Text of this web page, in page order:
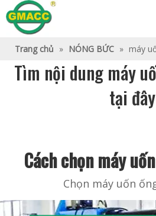
Trang chủ » NÓNG BỨC » máy
Tìm nội dung máy
tại đây
Cách chọn máy
Chọn máy uốn